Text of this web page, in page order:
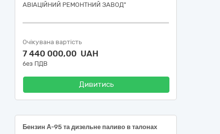
АВІАЦІЙНИЙ РЕМОНТНИЙ ЗАВОД"
Очікувана вартість
7 440 000,00 UAH
без ПДВ
Дивитись
Бензин А-95 та дизельне паливо в талонах